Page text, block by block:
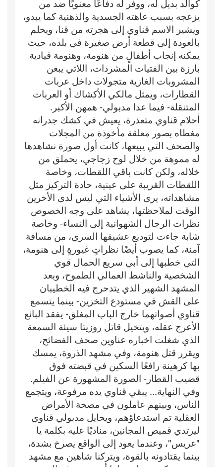
كوالد بديل له، ووفر له دفاعًا معنويًا ضد من
يزعجه بسبب عاهته الجسدية والذهنية كما يبدو،
ويشير الاسم قناوي إلى هجرته من قنا، ويحلم
بالعودة إلى قطعة أرض صغيرة في بلده، حيث
يمكنه إنجاب أطفالٍ من هنومة، وهنومة قيادية
بارزة بين الفتيات المشردات، اللاتي يبعن
المشروبات الغازية متجولات داخل عربات
القطارات، ويمثل مالكي الأكشاك أو العربات
المتنقلة- فيما عدا مدبولي- همهن الأكبر.
أحلام قناوي متعذرة، يعيش في كشك جدرانه
مغطاه بصور معلقة مأخوذة من المجلات
والصحف التي يبيعها، كانت أول صورة نشاهدها
له مموهة من خلال لوح زجاجي، يحملق من
خلاله، ولكن كانت باقي اللقطات، وخاصة
اللقطات القريبة على عينية، حادة التركيز مثل
مشاهداته، يرى الأشياء التي ليس لدى الأخرين
الوقت لملاحظتها، يشاهد على وجه الخصوص
نظرات الرجال الشهوانية إلى النساء- وخاصة
شابة جاءت لتوديع عشيقها السري، من مسافة
آمنة، كما يصوب أيضًا نظراتٍ غيورةٍ إلى هنومة،
التي خطبها إلى أبي سريع الحمال قوي
الشخصية والناشط العمالي الطموح، وبعد
المشهد الشهير الذي يتدحرج فيه الخطيبان
على القش في مستودع التخزين- بينما يتسمع
قناوي أصواتهما خارج الباب المغلق- يفقد البائع
الأعرج عقله، ويتخيل قاتل روزيتا سيئة السمعة
الذي شغلت اخباره عناوين صحف الفضائح،
ويقرر قتل هنومة، وفي مشهد الذروة، يمسك
بها كرهينة رافعًا السكين في قبضته فوق
قضيب القطار- الصورة المشهورة عن الفيلم.
وفي النهاية... يبقي قناوي يده مرفوعة، ويتجمع
الناس، وبينهم عاملون في مصحة الأمراض
العقلية تم استدعاؤهم، ويحايل مدبولي قناوي
ليرتدي قميص المجانين، مناديًا عليه بكلمة يا
"عريس"، وعندما يعود إلى الواقع يصرخ بشدة،
بينما يقتادونه بالقوة، ويتركنا شاهين مع مشهد